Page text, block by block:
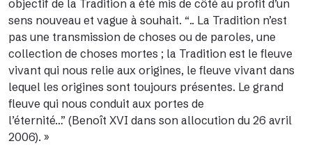
objectif de la Tradition a été mis de côté au profit d’un
sens nouveau et vague à souhait. “.. La Tradition n’est
pas une transmission de choses ou de paroles, une
collection de choses mortes ; la Tradition est le fleuve
vivant qui nous relie aux origines, le fleuve vivant dans
lequel les origines sont toujours présentes. Le grand
fleuve qui nous conduit aux portes de
l’éternité…” (Benoît XVI dans son allocution du 26 avril
2006). »